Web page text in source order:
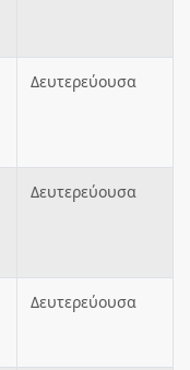
Δευτερεύουσα
Δευτερεύουσα
Δευτερεύουσα